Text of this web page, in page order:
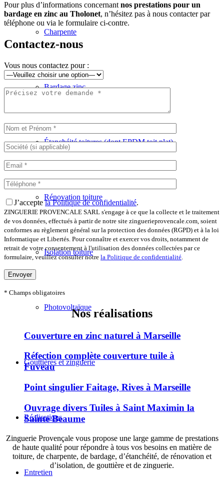
Charpente
Bardage zinc
Étanchéité toitures (dont EPDM toit plat)
Rénovation toiture
Isolation toiture
Photovoltaïque
Gouttières et zinguerie
Réalisations
Entretien
Pour plus d’informations concernant nos prestations pour un
bardage en zinc au Tholonet, n’hésitez pas à nous contacter par
téléphone ou via le formulaire ci-contre.
Contactez-nous
Vous nous contactez pour :
J’acceptela Politique de confidentialité.
ZINGUERIE PROVENCALE SARL s'engage à ce que la collecte et le traitement
de vos données, effectués à partir de notre site zinguerieprovencale.com, soient
conformes au règlement général sur la protection des données (RGPD) et à la loi
Informatique et Libertés. Pour connaître et exercer vos droits, notamment de
retrait de votre consentement à l'utilisation des données collectées par ce
formulaire, veuillez consulter notre la Politique de confidentialité
* Champs obligatoires
Nos réalisations
Couverture en zinc naturel à Marseille
Réfection complète couverture tuile à
Fuveau
Point singulier Faitage, Rives à Marseille
Ouvrage divers Tuiles à Saint Maximin la
Sainte Beaume
Zinguerie Provençale vous propose une large gamme de prestations
de haute qualité pour répondre à tous vos besoins en matière de
toiture, de charpente, de bardage, d’étanchéité, de rénovation et
d’isolation, de gouttière et de zinguerie.